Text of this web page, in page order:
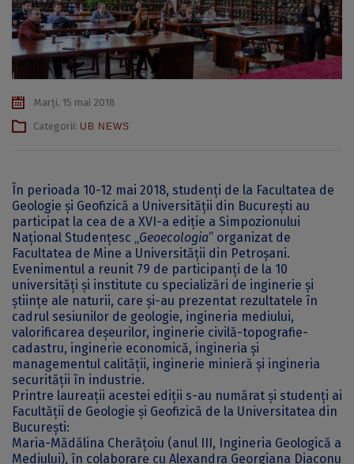
Marți, 15 mai 2018
Categorii: UB NEWS
În perioada 10-12 mai 2018, studenți de la Facultatea de
Geologie și Geofizică a Universității din București au
participat la cea de a XVI-a ediție a Simpozionului
Național Studențesc „Geoecologia” organizat de
Facultatea de Mine a Universității din Petroșani.
Evenimentul a reunit 79 de participanți de la 10
universități și institute cu specializări de inginerie și
științe ale naturii, care și-au prezentat rezultatele în
cadrul sesiunilor de geologie, ingineria mediului,
valorificarea deșeurilor, inginerie civilă-topografie-
cadastru, inginerie economică, ingineria și
managementul calității, inginerie minieră și ingineria
securității în industrie.
Printre laureații acestei ediții s-au numărat și studenți ai
Facultății de Geologie și Geofizică de la Universitatea din
București:
Maria-Mădălina Cherățoiu (anul III, Ingineria Geologică a
Mediului), în colaborare cu Alexandra Georgiana Diaconu